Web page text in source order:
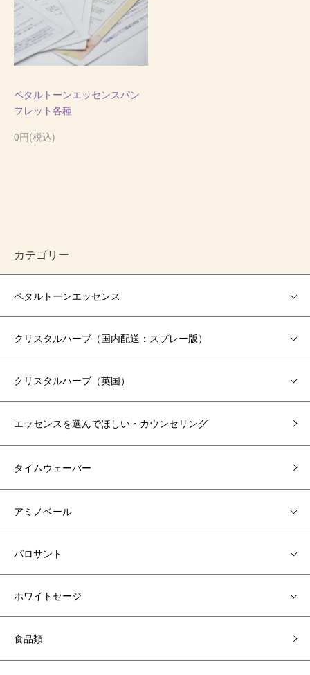
ペタルトーンエッセンスパン
フレット各種
0円(税込)
カテゴリー
ペタルトーンエッセンス
クリスタルハーブ（国内配送：スプレー版）
クリスタルハーブ（英国）
エッセンスを選んでほしい・カウンセリング
タイムウェーバー
アミノベール
パロサント
ホワイトセージ
食品類